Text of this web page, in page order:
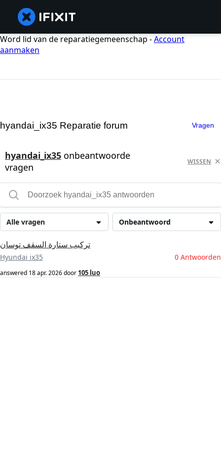
Word lid van de reparatiegemeenschap -Account
aanmaken
hyandai_ix35 Reparatie forum Vragen
hyandai_ix35 onbeantwoorde
vragen
WISSEN
Onbeantwoord
Alle vragen
تركيب ستارة السقف توسان
Hyundai ix35 0 Antwoorden
answered 18 apr. 2026door 105 luo